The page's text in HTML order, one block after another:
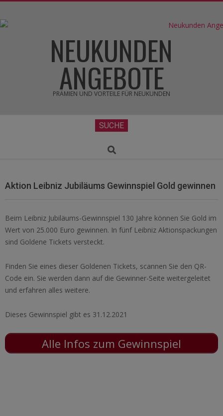
to
content
NEUKUNDEN
ANGEBOTE
PRÄMIEN UND VORTEILE FÜR NEUKUNDEN
SUCHE
Search
Aktion Leibniz Jubiläums Gewinnspiel Gold gewinnen
Beim Leibniz Jubiläums-Gewinnspiel 130 Jahre können Sie Gold im
Wert von 25.000 Euro gewinnen. In fünf Leibniz Aktionspackungen
sind Goldene Tickets versteckt.
Finden Sie eines dieser Goldenen Tickets, scannen Sie den QR-
Code ein. Sie werden dann auf die Gewinner-Seite weitergeleitet
und erfahren alles weitere.
Dieses Gewinnspiel gibt es 31.12.2021
Alle Infos zum Gewinnspiel